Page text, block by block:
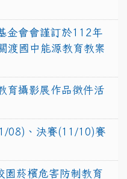
金會會謹訂於112年
渡國中能源教育教案
育攝影展作品徵件活
08)、決賽(11/10)賽
園菸檳危害防制教育